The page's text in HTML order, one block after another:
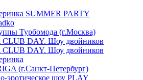
SUMMER PARTY
Турбомода (г.Москва)
DAY. Шоу двойников
DAY. Шоу двойников
(г.Санкт-Петербург)
эротическое шоу PLAY